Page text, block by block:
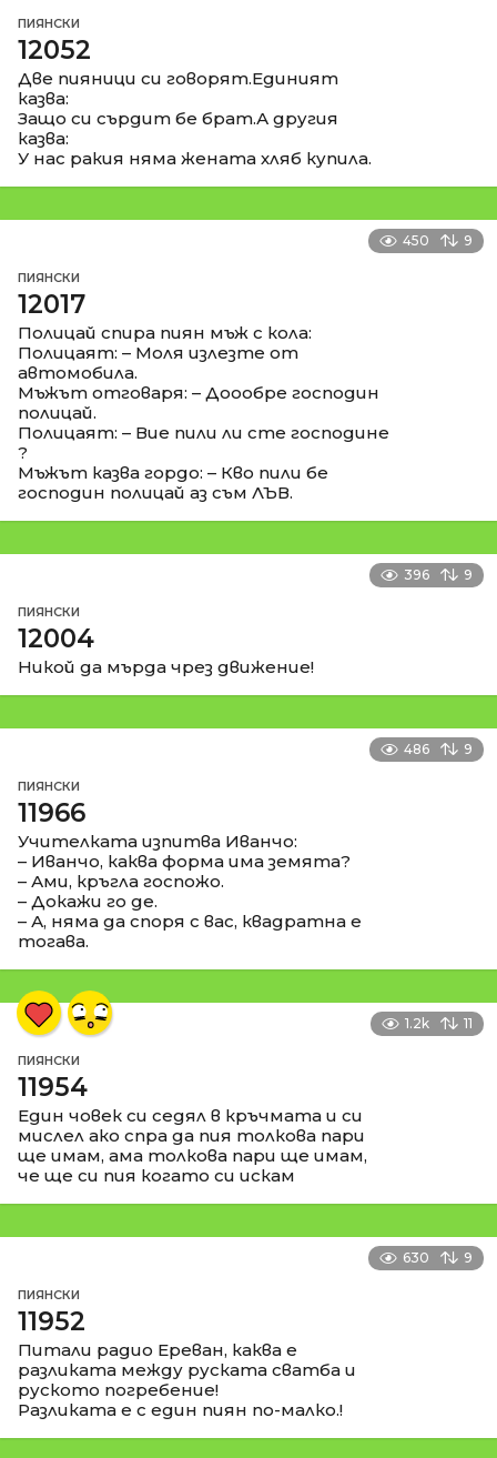
ПИЯНСКИ
12052
Две пияници си говорят.Единият
казва:
Защо си сърдит бе брат.А другия
казва:
У нас ракия няма жената хляб купила.
450 9
ПИЯНСКИ
12017
Полицай спира пиян мъж с кола:
Полицаят: – Моля излезте от
автомобила.
Мъжът отговаря: – Доообре господин
полицай.
Полицаят: – Вие пили ли сте господине
?
Мъжът казва гордо: – Кво пили бе
господин полицай аз съм ЛЪВ.
396 9
ПИЯНСКИ
12004
Никой да мърда чрез движение!
486 9
ПИЯНСКИ
11966
Учителката изпитва Иванчо:
– Иванчо, каква форма има земята?
– Ами, кръгла госпожо.
– Докажи го де.
– А, няма да споря с вас, квадратна е
тогава.
1.2k 11
ПИЯНСКИ
11954
Един човек си седял в кръчмата и си
мислел ако спра да пия толкова пари
ще имам, ама толкова пари ще имам,
че ще си пия когато си искам
630 9
ПИЯНСКИ
11952
Питали радио Ереван, каква е
разликата между руската сватба и
руското погребение!
Разликата е с един пиян по-малко.!